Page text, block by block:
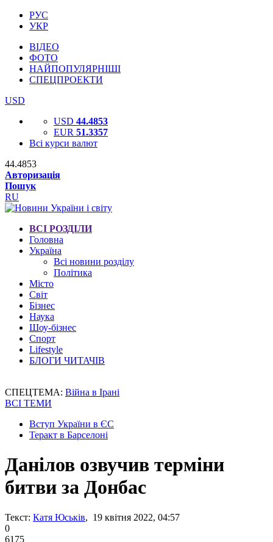
РУС
УКР
ВІДЕО
ФОТО
НАЙПОПУЛЯРНІШІ
СПЕЦПРОЕКТИ
USD
USD 44.4853
EUR 51.3357
Всі курси валют
44.4853
Авторизація
Пошук
RU
ВСІ РОЗДІЛИ
Головна
Україна
Всі новини розділу
Політика
Місто
Світ
Бізнес
Наука
Шоу-бізнес
Спорт
Lifestyle
БЛОГИ ЧИТАЧІВ
СПЕЦТЕМА: Війна в Ірані
ВСІ ТЕМИ
Вступ України в ЄС
Теракт в Барселоні
Данілов озвучив терміни
битви за Донбас
Текст: Катя Юськів, 19 квітня 2022, 04:57
0
6175